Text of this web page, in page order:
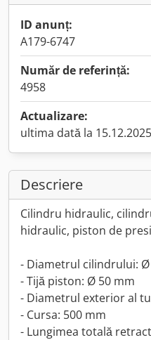
ID anunț:
A179-6747
Număr de referință:
4958
Actualizare:
ultima dată la 15.12.2025
Descriere
Cilindru hidraulic,
hidraulic, piston de
- Diametrul cilindrului:
- Tijă piston: Ø 50 mm
- Diametrul exterior al
- Cursa: 500 mm
- Lungimea totală